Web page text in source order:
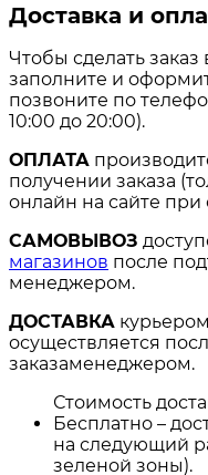
Доставка и
Чтобы сделать
заполните и
позвоните по
10:00 до 20:00).
ОПЛАТА
получении заказа
онлайн на сайте
САМОВЫВОЗ
магазинов после
менеджером.
ДОСТАВКА
осуществляется
заказаменеджером.
Стоимость
Бесплатно –
на следующий
зеленой зоны).